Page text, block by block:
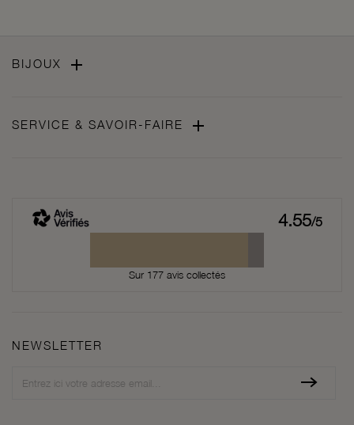
BIJOUX 
SERVICE & SAVOIR-FAIRE 
4.55/5
Sur 177 avis collectés
NEWSLETTER